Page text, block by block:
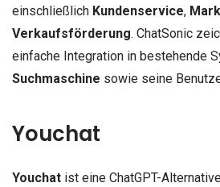
einschließlich Kundenservice,
Verkaufsförderung. ChatSonic
einfache Integration in bestehende
Suchmaschine sowie seine
Youchat
Youchat ist eine ChatGPT-